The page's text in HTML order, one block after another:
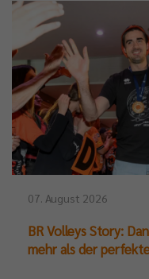
07. August 2026
BR Volleys Story:
mehr als der